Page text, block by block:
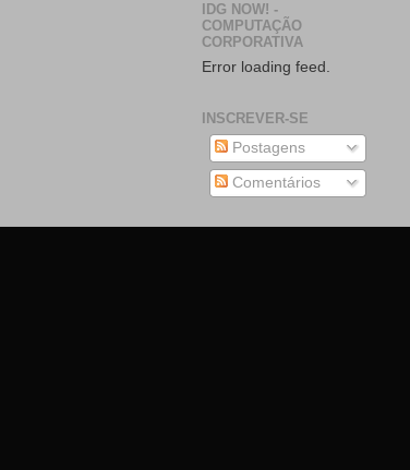
IDG NOW! -
COMPUTAÇÃO
CORPORATIVA
Error loading feed.
INSCREVER-SE
Postagens
Comentários